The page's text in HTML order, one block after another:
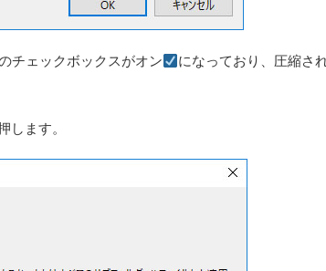
チェックボックスがオン
になっており、圧縮さ
ます。